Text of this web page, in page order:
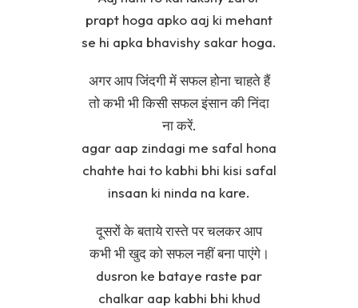
prapt hoga apko aaj ki mehant
se hi apka bhavishy sakar hoga.
अगर आप जिंदगी में सफल होना चाहते हैं
तो कभी भी किसी सफल इंसान की निंदा
ना करें.
agar aap zindagi me safal hona
chahte hai to kabhi bhi kisi safal
insaan ki ninda na kare.
दूसरों के बताये रास्ते पर चलकर आप
कभी भी खुद को सफल नहीं बना पाएंगे।
dusron ke bataye raste par
chalkar aap kabhi bhi khud